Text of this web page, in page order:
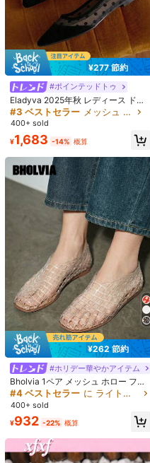
¥352 節約
バレエフラットシューズ、ローカッ
ト ソフトソール 快適 軽量 リボン付
き グランニファッション 仕事 & カジ
ュアル レディースシューズ、ブラウ
ン、バレエコア
#4 ベストセラー に グリーンティンカーベル フラット
高リピート率
#4 ベストセラー
高リピート率
#4 ベストセラー
高リピート率
#4 ベストセラー に グリーンティンカーベル フラット
高リピート率
400+ sold
¥1,409 -20% 概算
¥279 節約
zuandashu 0.5サイズアップ キュー
トでエレガントなシルバーグリッタ
ーフラットバレエシューズ、尖った
先端 リボン スリッポンカジュアルロ
ーファー、快適な通勤靴、レディー
スサイズ34-43対応、春夏秋に活躍
#2 ベストセラー
500+ sold
2,004 -12%
¥277 節約
#ポインテッドトゥ
Eladyva 2025年秋 レディース ドッ
ト柄 メッシュ ポイントトゥ バレエ
フラット、ファッショナブルな黒の
#3 ベストセラー メッシュ 女性用フラット
400+ sold
¥1,683 -14% 概算
¥262 節約
#ホリデー華やかアイテム
Bholvia 1ペア メッシュ ホロー ファ
ッショナブル 快適 ゼリーサンダル、
閉じた つま先 フラットシューズ、ニ
ッチデザイン ゼリーシューズ、メッ
シュ フラット スリッポン、滑り止め
ソフトボトム アウトドア/バケーシ
ョン ウェア
#4 ベストセラー に ライトスポーツファッション 女性用フラット
400+ sold
¥932 -22% 概算